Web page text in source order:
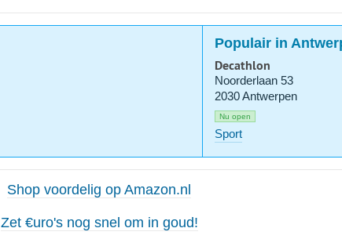
Populair in
Decathlon
Noorderlaan 53
2030 Antwerpen
Nu open
Sport
Shop voordelig op Amazon.nl
Zet €uro's nog snel om in goud!